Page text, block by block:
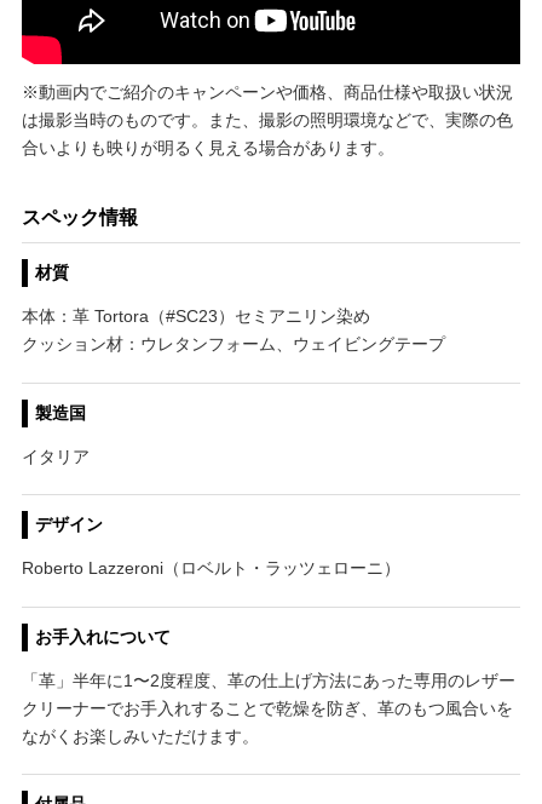
※動画内でご紹介のキャンペーンや価格、商品仕様や取扱い状況
は撮影当時のものです。また、撮影の照明環境などで、実際の色
合いよりも映りが明るく見える場合があります。
スペック情報
材質
本体：革 Tortora（#SC23）セミアニリン染め
クッション材：ウレタンフォーム、ウェイビングテープ
製造国
イタリア
デザイン
Roberto Lazzeroni（ロベルト・ラッツェローニ）
お手入れについて
「革」半年に1〜2度程度、革の仕上げ方法にあった専用のレザー
クリーナーでお手入れすることで乾燥を防ぎ、革のもつ風合いを
ながくお楽しみいただけます。